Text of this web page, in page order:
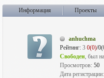
Информация Проекты
anhuchma
Рейтинг: 3 0(0)/
Свободен, был
Просмотров: 50
Дата регистрации: